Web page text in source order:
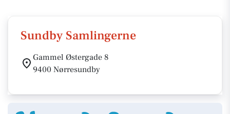
Sundby Samlingerne
Gammel Østergade 8
9400 Nørresundby